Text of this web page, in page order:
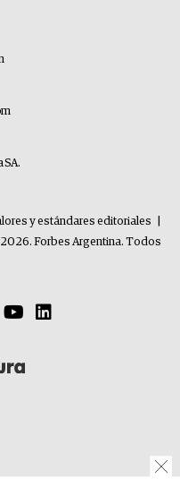
SA.
y estándares editoriales
Forbes Argentina. Todos